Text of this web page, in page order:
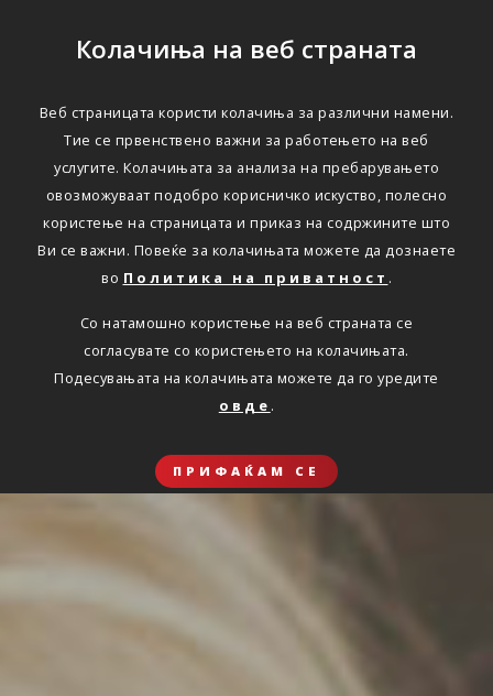
Колачиња на веб страната
Веб страницата користи колачиња за различни намени.
Тие се првенствено важни за работењето на веб
услугите. Колачињата за анализа на пребарувањето
овозможуваат подобро корисничко искуство, полесно
користење на страницата и приказ на содржините што
Ви се важни. Повеќе за колачињата можете да дознаете
во Политика на приватност .
Со натамошно користење на веб страната се
согласувате со користењето на колачињата.
Подесувањата на колачињата можете да го уредите
овде .
ПРИФАЌАМ СЕ